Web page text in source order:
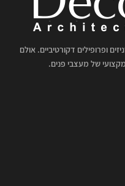
ופרופילים דקורטיביים. אולם